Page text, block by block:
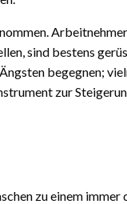
sind bestens
begegnen;
zur
zu einem immer